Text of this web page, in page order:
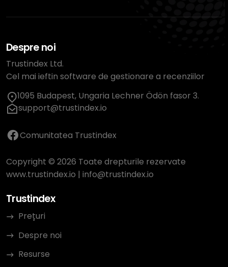
Despre noi
Trustindex Ltd.
Cel mai ieftin software de gestionare a recenziilor
1095 Budapest, Ungaria Lechner Ödön fasor 3.
support@trustindex.io
Comunitatea Trustindex
Copyright © 2026 Toate drepturile rezervate
www.trustindex.io | info@trustindex.io
Trustindex
Prețuri
Despre noi
Resurse